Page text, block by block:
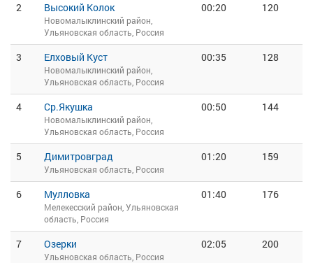
2 Высокий Колок
Новомалыклинский район,
Ульяновская область, Россия
00:20 120
3 Елховый Куст
Новомалыклинский район,
Ульяновская область, Россия
00:35 128
4 Ср.Якушка
Новомалыклинский район,
Ульяновская область, Россия
00:50 144
5 Димитровград
Ульяновская область, Россия
01:20 159
6 Мулловка
Мелекесский район, Ульяновская
область, Россия
01:40 176
7 Озерки
Ульяновская область, Россия
02:05 200